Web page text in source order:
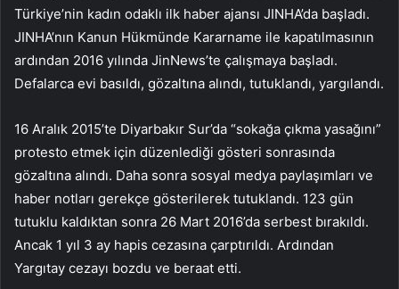
Türkiye’nin kadın odaklı ilk haber ajansı JINHA’da başladı.
JINHA’nın Kanun Hükmünde Kararname ile kapatılmasının
ardından 2016 yılında JinNews’te çalışmaya başladı.
Defalarca evi basıldı, gözaltına alındı, tutuklandı, yargılandı.
16 Aralık 2015’te Diyarbakır Sur’da “sokağa çıkma yasağını”
protesto etmek için düzenlediği gösteri sonrasında
gözaltına alındı. Daha sonra sosyal medya paylaşımları ve
haber notları gerekçe gösterilerek tutuklandı. 123 gün
tutuklu kaldıktan sonra 26 Mart 2016’da serbest bırakıldı.
Ancak 1 yıl 3 ay hapis cezasına çarptırıldı. Ardından
Yargıtay cezayı bozdu ve beraat etti.